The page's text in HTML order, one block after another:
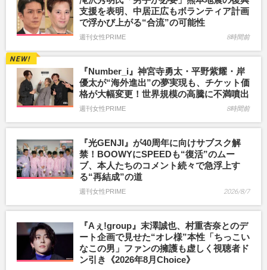
支援を表明、中居正広もボランティア計画
で浮かび上がる“合流”の可能性
週刊女性PRIME 8時間前
『Number_i』神宮寺勇太・平野紫耀・岸
優太が“海外進出”の夢実現も、チケット価
格が大幅変更！世界規模の高騰に不満噴出
週刊女性PRIME 8時間前
『光GENJI』が40周年に向けサブスク解
禁！BOOWYにSPEEDも“復活”のムー
ブ、本人たちのコメント続々で急浮上す
る“再結成”の道
週刊女性PRIME 2026/8/7
『Aぇ!group』末澤誠也、村重杏奈とのデ
ート企画で見せた“オレ様”本性「ちっこい
なこの男」ファンの擁護も虚しく視聴者ド
ン引き《2026年8月Choice》